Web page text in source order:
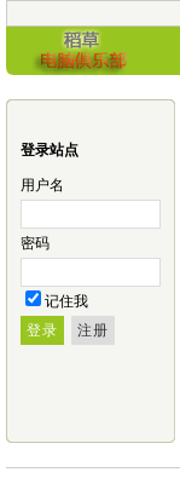
登录站点
用户名
密码
记住我